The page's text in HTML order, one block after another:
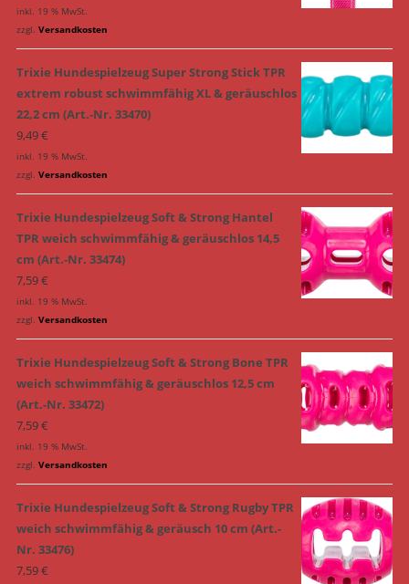
inkl. 19 % MwSt.
zzgl. Versandkosten
Trixie Hundespielzeug Super Strong Stick TPR
extrem robust schwimmfähig XL & geräuschlos
22,2 cm (Art.-Nr. 33470)
9,49€
inkl. 19 % MwSt.
zzgl. Versandkosten
Trixie Hundespielzeug Soft & Strong Hantel
TPR weich schwimmfähig & geräuschlos 14,5
cm (Art.-Nr. 33474)
7,59€
inkl. 19 % MwSt.
zzgl. Versandkosten
Trixie Hundespielzeug Soft & Strong Bone TPR
weich schwimmfähig & geräuschlos 12,5 cm
(Art.-Nr. 33472)
7,59€
inkl. 19 % MwSt.
zzgl. Versandkosten
Trixie Hundespielzeug Soft & Strong Rugby TPR
weich schwimmfähig & geräusch 10 cm (Art.-
Nr. 33476)
7,59€